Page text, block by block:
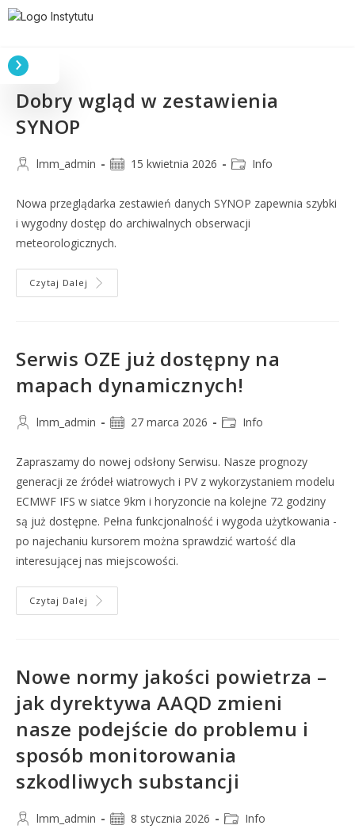
Dobry wgląd w zestawienia
SYNOP
lmm_admin 15 kwietnia 2026 Info
Nowa przeglądarka zestawień danych SYNOP zapewnia szybki
i wygodny dostęp do archiwalnych obserwacji
meteorologicznych.
Czytaj Dalej
Serwis OZE już dostępny na
mapach dynamicznych!
lmm_admin 27 marca 2026 Info
Zapraszamy do nowej odsłony Serwisu. Nasze prognozy
generacji ze źródeł wiatrowych i PV z wykorzystaniem modelu
ECMWF IFS w siatce 9km i horyzoncie na kolejne 72 godziny
są już dostępne. Pełna funkcjonalność i wygoda użytkowania -
po najechaniu kursorem można sprawdzić wartość dla
interesującej nas miejscowości.
Czytaj Dalej
Nowe normy jakości powietrza –
jak dyrektywa AAQD zmieni
nasze podejście do problemu i
sposób monitorowania
szkodliwych substancji
lmm_admin 8 stycznia 2026 Info